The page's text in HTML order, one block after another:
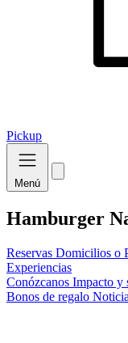
Pickup
Menú
Hamburger
Reservas Domicilios o
Experiencias
Conózcanos Impacto y
Bonos de regalo